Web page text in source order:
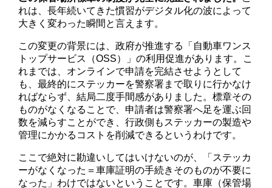
れは、長年続いてきた慣習がデジタル化の波によって
大きく変わった瞬間と言えます。
この変更の背景には、政府が推進する「自動車ワンス
トップサービス（OSS）」の利用促進があります。こ
れまでは、オンラインで申請を完結させようとして
も、最終的にステッカーを警察署まで取りに行かなけ
ればならず、結局二度手間感がありました。標章その
ものがなくなることで、申請者は警察署へ足を運ぶ回
数を減らすことができ、行政側もステッカーの製造や
管理にかかるコストを削減できるというわけです。
ここで絶対に勘違いしてはいけないのが、「ステッカ
ーがなくなった＝車庫証明の手続きそのものが不要に
なった」わけではないということです。車庫（保管場